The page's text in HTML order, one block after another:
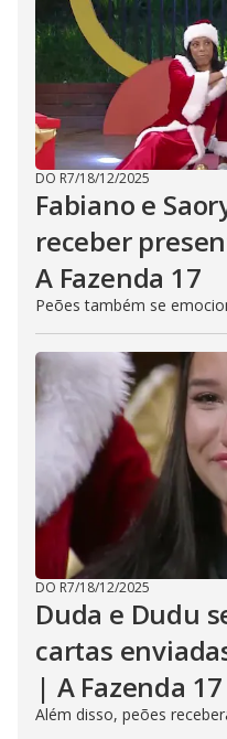
DO R7/18/12/2025
Fabiano e
receber
A Fazenda 17
Peões também se
DO R7/18/12/2025
Duda e Dudu
cartas
| A Fazenda 17
Além disso, peões